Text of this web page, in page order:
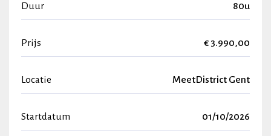
Duur 80u
Prijs € 3.990,00
Locatie MeetDistrict Gent
Startdatum 01/10/2026